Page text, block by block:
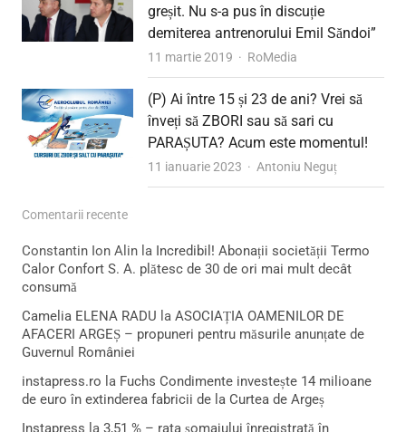
greșit. Nu s-a pus în discuție
demiterea antrenorului Emil Săndoi”
11 martie 2019 Author
RoMedia
(P) Ai între 15 și 23 de ani? Vrei să
înveți să ZBORI sau să sari cu
PARAȘUTA? Acum este momentul!
11 ianuarie 2023 Author
Antoniu Neguț
Comentarii recente
Constantin Ion Alin la Incredibil! Abonații societății Termo
Calor Confort S. A. plătesc de 30 de ori mai mult decât
consumă
Camelia ELENA RADU la ASOCIAȚIA OAMENILOR DE
AFACERI ARGEȘ – propuneri pentru măsurile anunțate de
Guvernul României
instapress.ro la Fuchs Condimente investește 14 milioane
de euro în extinderea fabricii de la Curtea de Argeș
Instapress la 3,51 % – rata șomajului înregistrată în